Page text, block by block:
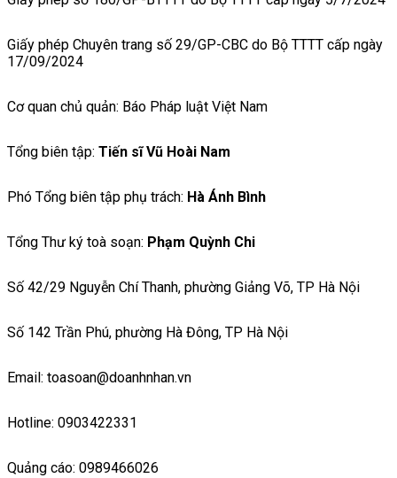
Giấy phép Chuyên trang số 29/GP-CBC do Bộ TTTT cấp ngày
17/09/2024
Cơ quan chủ quản: Báo Pháp luật Việt Nam
Tổng biên tập: Tiến sĩ Vũ Hoài Nam
Phó Tổng biên tập phụ trách: Hà Ánh Bình
Tổng Thư ký toà soạn: Phạm Quỳnh Chi
Số 42/29 Nguyễn Chí Thanh, phường Giảng Võ, TP Hà Nội
Số 142 Trần Phú, phường Hà Đông, TP Hà Nội
Email: toasoan@doanhnhan.vn
Hotline: 0903422331
Quảng cáo: 0989466026